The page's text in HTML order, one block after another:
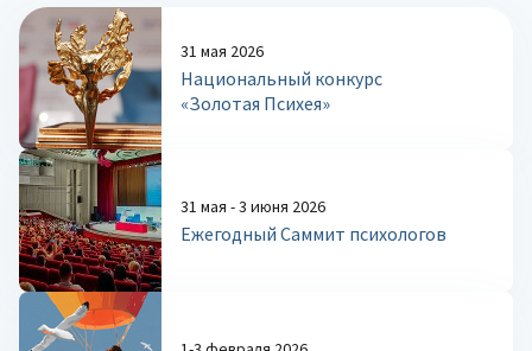
31 мая 2026
Национальный конкурс
«Золотая Психея»
31 мая - 3 июня 2026
Ежегодный Саммит психологов